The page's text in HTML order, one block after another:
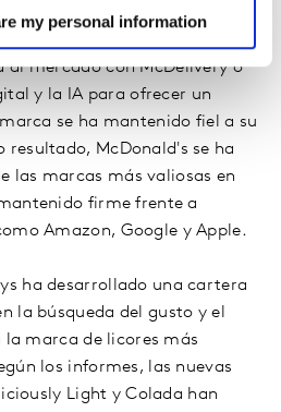
my personal information
en evolución con
al mercado con McDelivery o
y la IA para ofrecer un
se ha mantenido fiel a su
McDonald's se ha
las marcas más valiosas en
firme frente a
Amazon, Google y Apple.
ha desarrollado una cartera
la búsqueda del gusto y el
la marca de licores más
los informes, las nuevas
Light y Colada han